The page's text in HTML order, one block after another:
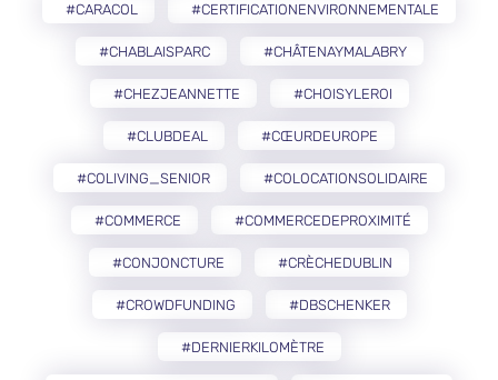
#CARACOL #CERTIFICATIONENVIRONNEMENTALE
#CHABLAISPARC #CHÂTENAYMALABRY
#CHEZJEANNETTE #CHOISYLEROI
#CLUBDEAL #CŒURDEUROPE
#COLIVING_SENIOR #COLOCATIONSOLIDAIRE
#COMMERCE #COMMERCEDEPROXIMITÉ
#CONJONCTURE #CRÈCHEDUBLIN
#CROWDFUNDING #DBSCHENKER
#DERNIERKILOMÈTRE